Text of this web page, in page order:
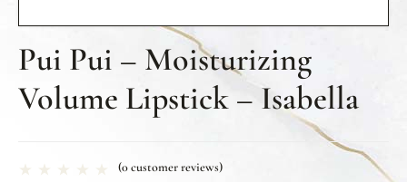
Pui Pui – Moisturizing
Volume Lipstick – Isabella
(0customer reviews)